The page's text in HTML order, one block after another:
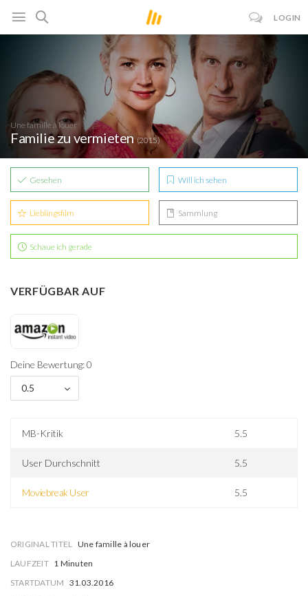
LOGIN
Une famille à louer
Familie zu vermieten(2015)
Gesehen Will ich sehen
Lieblingsfilm Sammlung
Schaue ich gerade
VERFÜGBAR AUF
Deine Bewertung: 0
0.5
MB-Kritik 5.5
User Durchschnitt 5.5
Moviebreak User 5.5
ORIGINAL TITEL Une famille à louer
LAUFZEIT 1 Minuten
STARTDATUM 31.03.2016